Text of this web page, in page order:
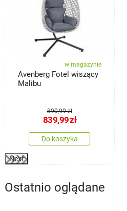
w magazynie
Avenberg Fotel wiszący
Malibu
890,99 zł
839,99zł
Do koszyka
Next
Ostatnio oglądane